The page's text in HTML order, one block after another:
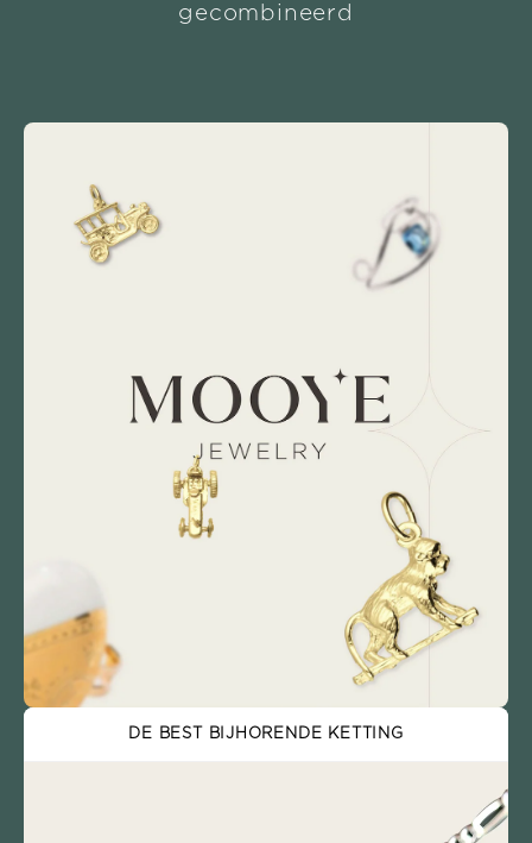
gecombineerd
DE BEST BIJHORENDE KETTING